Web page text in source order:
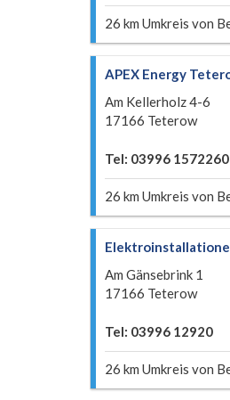
26 km Umkreis von
APEX Energy
Am Kellerholz 4-6
17166 Teterow
Tel: 03996 1572260
26 km Umkreis von
Am Gänsebrink 1
17166 Teterow
Tel: 03996 12920
26 km Umkreis von